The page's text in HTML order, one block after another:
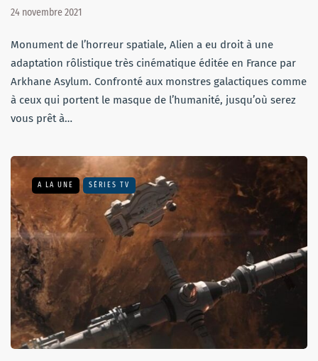
24 novembre 2021
Monument de l’horreur spatiale, Alien a eu droit à une
adaptation rôlistique très cinématique éditée en France par
Arkhane Asylum. Confronté aux monstres galactiques comme
à ceux qui portent le masque de l’humanité, jusqu’où serez
vous prêt à…
A LA UNE SÉRIES TV